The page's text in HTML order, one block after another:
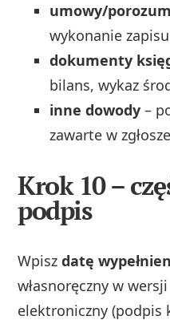
umowy/
wykonanie
dokumenty
bilans, wykaz
inne dowody –
zawarte w
Krok 10 –
podpis
Wpiszdatę
własnoręczny w
elektroniczny